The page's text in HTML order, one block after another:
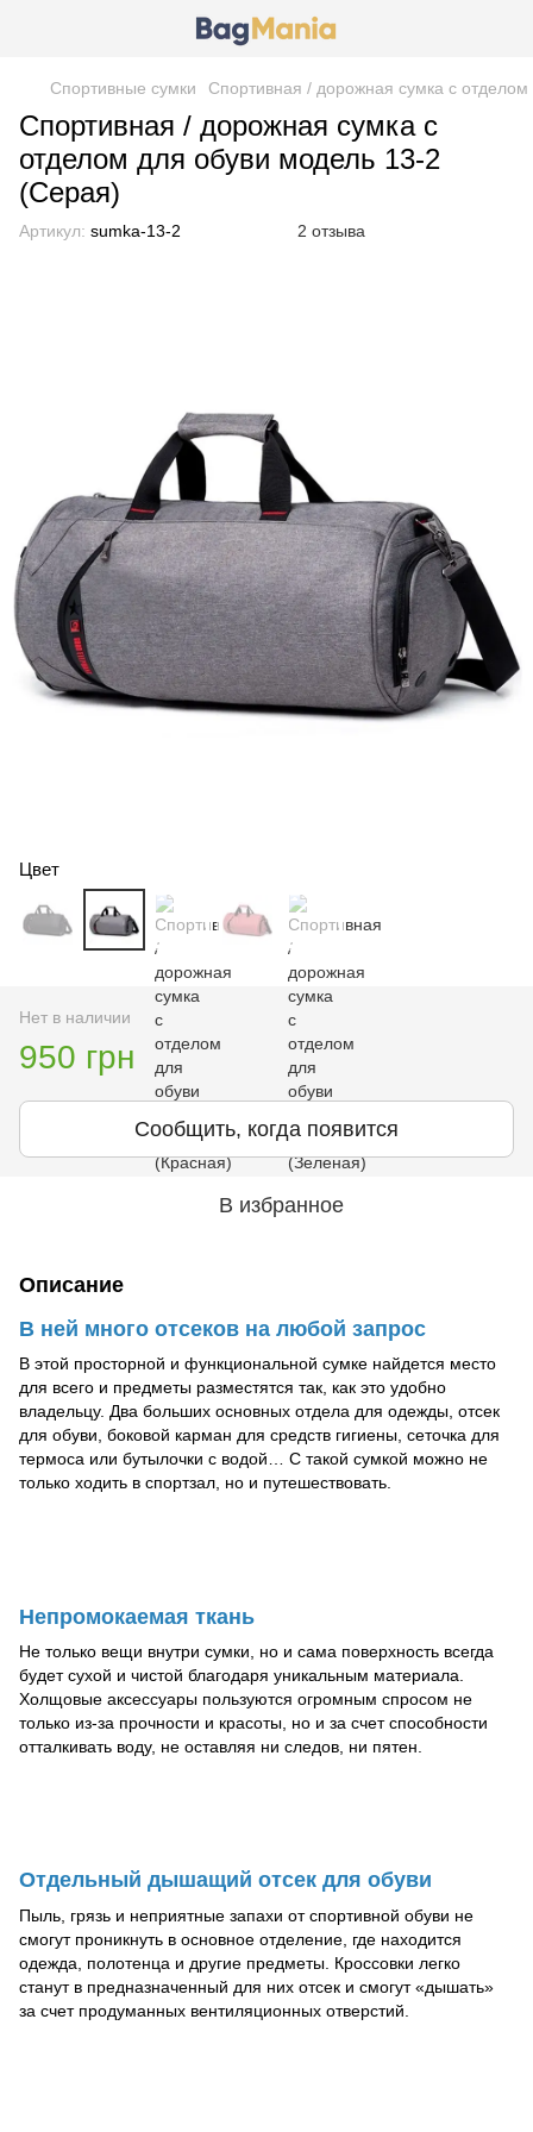
Спортивные сумки Спортивная / дорожная сумка с
Спортивная / дорожная сумка с
отделом для обуви модель 13-2
(Серая)
Артикул: sumka-13-2 2 отзыва
Цвет
Нет в наличии
950 грн
Сообщить, когда появится
В избранное
Описание
В ней много отсеков на любой запрос
В этой просторной и функциональной сумке найдется место
для всего и предметы разместятся так, как это удобно
владельцу. Два больших основных отдела для одежды, отсек
для обуви, боковой карман для средств гигиены, сеточка для
термоса или бутылочки с водой… С такой сумкой можно не
только ходить в спортзал, но и путешествовать.
Непромокаемая ткань
Не только вещи внутри сумки, но и сама поверхность всегда
будет сухой и чистой благодаря уникальным материала.
Холщовые аксессуары пользуются огромным спросом не
только из-за прочности и красоты, но и за счет способности
отталкивать воду, не оставляя ни следов, ни пятен.
Отдельный дышащий отсек для обуви
Пыль, грязь и неприятные запахи от спортивной обуви не
смогут проникнуть в основное отделение, где находится
одежда, полотенца и другие предметы. Кроссовки легко
станут в предназначенный для них отсек и смогут «дышать»
за счет продуманных вентиляционных отверстий.